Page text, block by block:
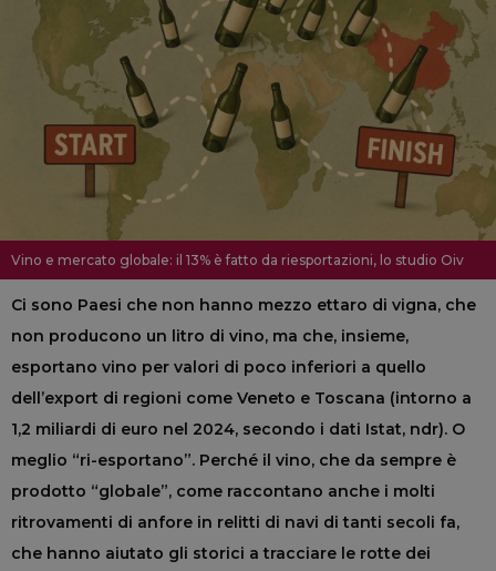
Vino e mercato globale: il 13% è fatto da riesportazioni, lo studio Oiv
Ci sono Paesi che non hanno mezzo ettaro di vigna, che
non producono un litro di vino, ma che, insieme,
esportano vino per valori di poco inferiori a quello
dell’export di regioni come Veneto e Toscana (intorno a
1,2 miliardi di euro nel 2024, secondo i dati Istat, ndr). O
meglio “ri-esportano”. Perché il vino, che da sempre è
prodotto “globale”, come raccontano anche i molti
ritrovamenti di anfore in relitti di navi di tanti secoli fa,
che hanno aiutato gli storici a tracciare le rotte dei